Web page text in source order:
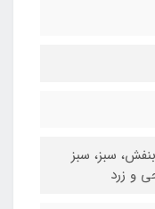
سبز، سبز
و زرد